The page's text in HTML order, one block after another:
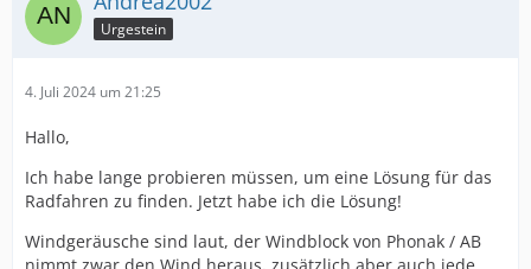
Urgestein
4. Juli 2024 um 21:25
Hallo,
Ich habe lange probieren müssen, um eine Lösung für das
Radfahren zu finden. Jetzt habe ich die Lösung!
Windgeräusche sind laut, der Windblock von Phonak / AB